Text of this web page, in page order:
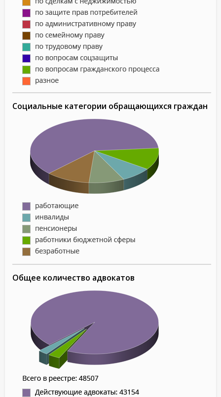
Социальные категории обращающихся граждан
Общее количество адвокатов